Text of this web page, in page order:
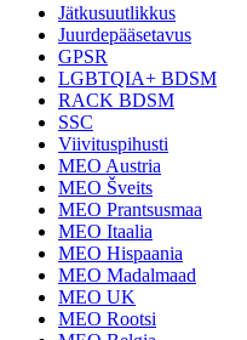
Jätkusuutlikkus
Juurdepääsetavus
GPSR
LGBTQIA+ BDSM
RACK BDSM
SSC
Viivituspihusti
MEO Austria
MEO Šveits
MEO Prantsusmaa
MEO Itaalia
MEO Hispaania
MEO Madalmaad
MEO UK
MEO Rootsi